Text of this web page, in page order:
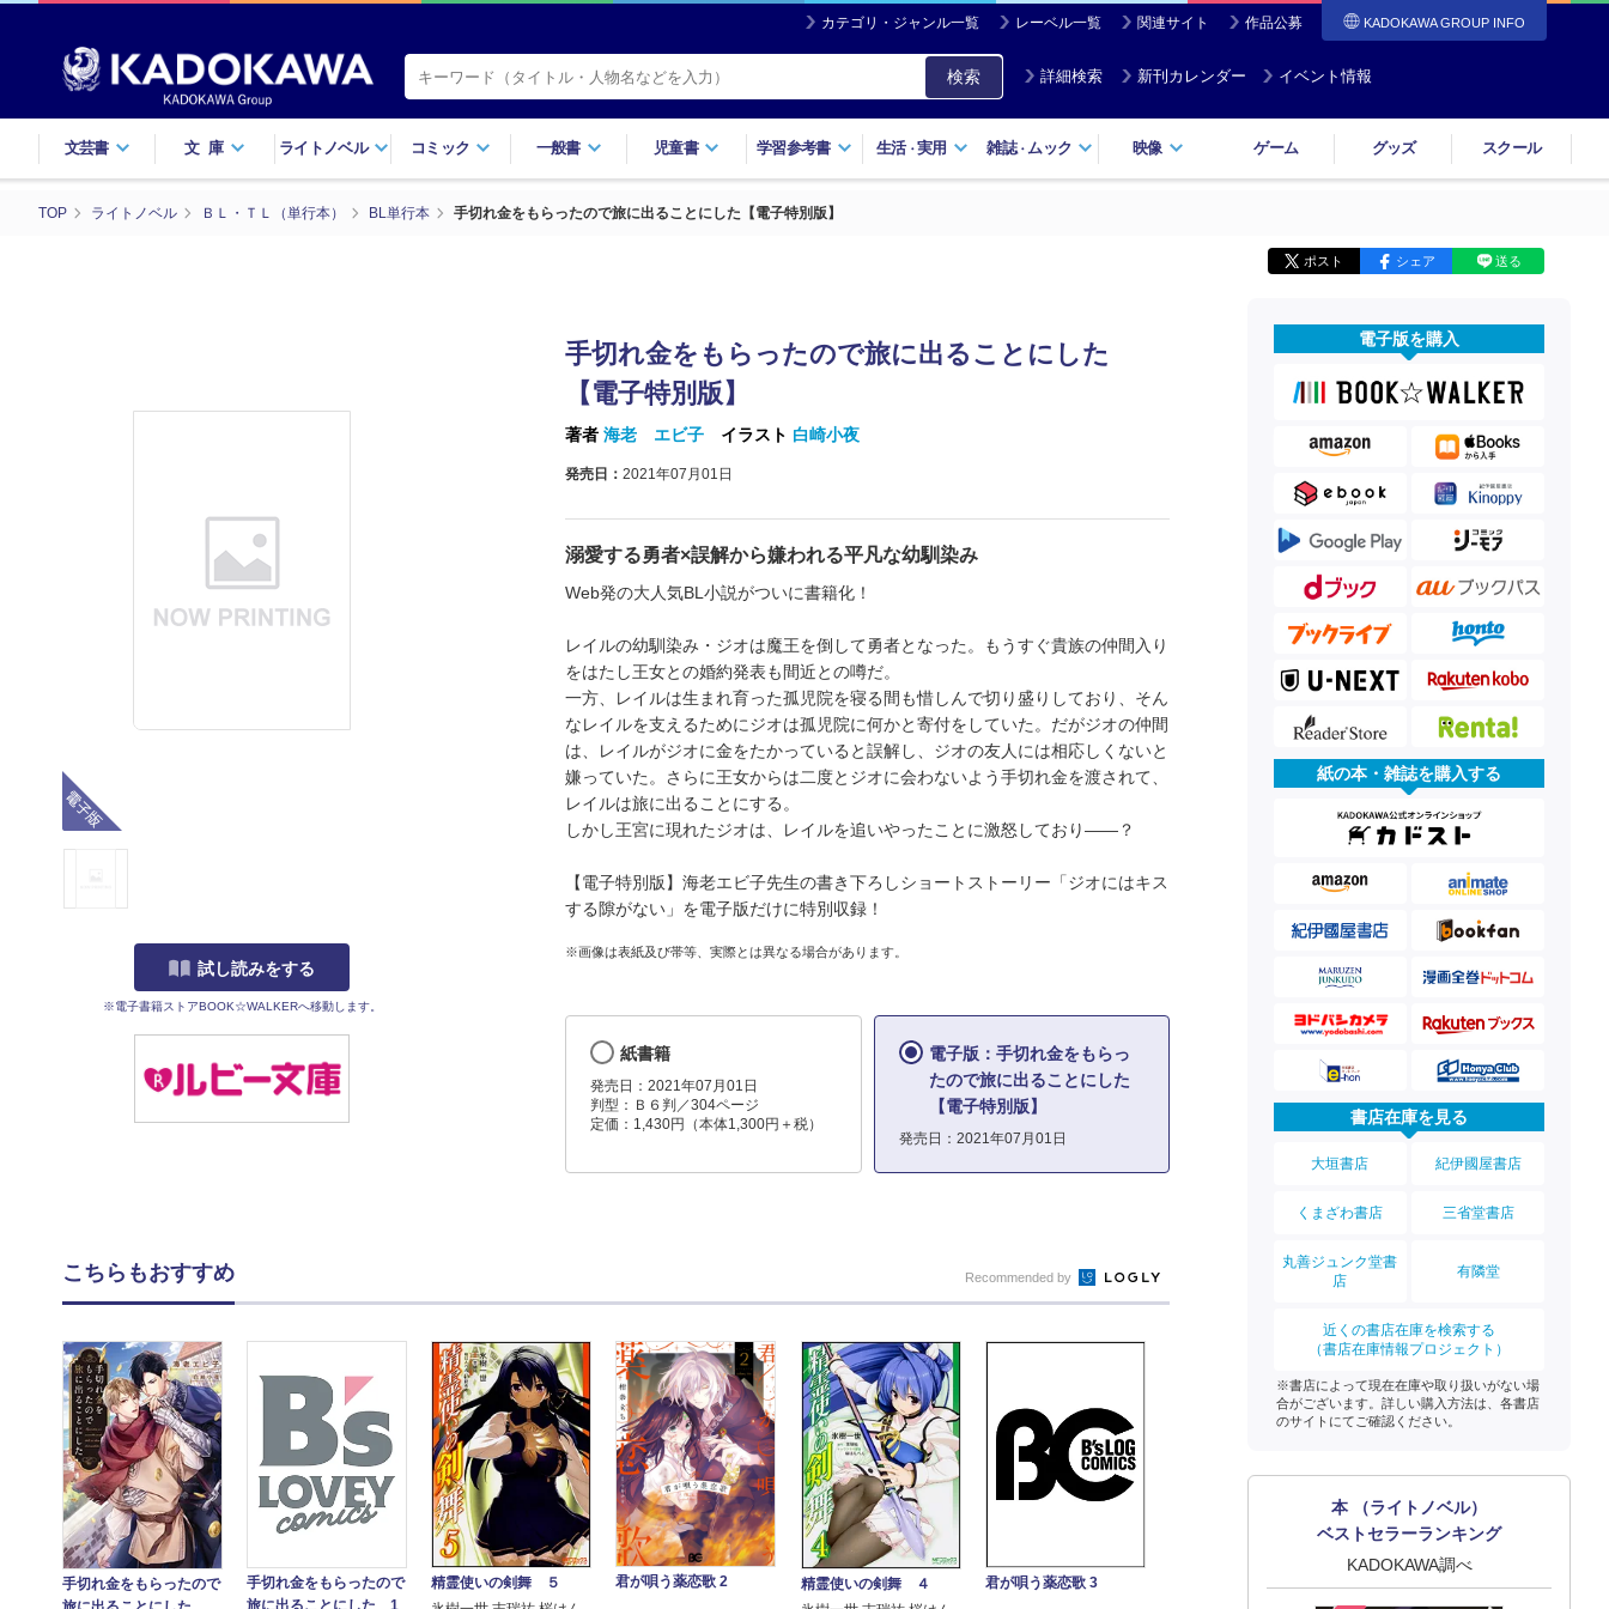
カテゴリ・ジャンル一覧 レーベル一覧 関連サイト 作品公募 KADOKAWA GROUP INFO
検索 詳細検索 新刊カレンダー イベント情報
文芸書 文庫 ライトノベル コミック 一般書 児童書 学習参考書 生活・実用 雑誌・ ムック 映像 ゲーム グッズ スクール
TOP ライトノベル ＢＬ・ＴＬ（単行本） BL単行本 手切れ金をもらったので旅に出ることにした【電子特別版】
ポスト シェア 送る
試し読みをする
※電子書籍ストアBOOK☆WALKERへ移動します。
手切れ金をもらったので旅に出ることにした
【電子特別版】
著者 海老 エビ子 イラスト 白崎小夜
発売日： 2021年07月01日
溺愛する勇者×誤解から嫌われる平凡な幼馴染み
Web発の大人気BL小説がついに書籍化！
レイルの幼馴染み・ジオは魔王を倒して勇者となった。もうすぐ貴族の仲間入り
をはたし王女との婚約発表も間近との噂だ。
一方、レイルは生まれ育った孤児院を寝る間も惜しんで切り盛りしており、そん
なレイルを支えるためにジオは孤児院に何かと寄付をしていた。だがジオの仲間
は、レイルがジオに金をたかっていると誤解し、ジオの友人には相応しくないと
嫌っていた。さらに王女からは二度とジオに会わないよう手切れ金を渡されて、
レイルは旅に出ることにする。
しかし王宮に現れたジオは、レイルを追いやったことに激怒しており――？
【電子特別版】海老エビ子先生の書き下ろしショートストーリー「ジオにはキス
する隙がない」を電子版だけに特別収録！
※画像は表紙及び帯等、実際とは異なる場合があります。
紙書籍
発売日：2021年07月01日
判型：Ｂ６判／304ページ
定価：1,430円（本体1,300円＋税）
電子版：手切れ金をもらっ
たので旅に出ることにした
【電子特別版】
発売日：2021年07月01日
電子版を購入
紙の本・雑誌を購入する
書店在庫を見る
大垣書店 紀伊國屋書店
くまざわ書店 三省堂書店
丸善ジュンク堂書
店
有隣堂
近くの書店在庫を検索する
（書店在庫情報プロジェクト）
※書店によって現在在庫や取り扱いがない場
合がございます。詳しい購入方法は、各書店
のサイトにてご確認ください。
本 （ライトノベル）
ベストセラーランキング
KADOKAWA調べ
こちらもおすすめ Recommended by
手切れ金をもらったので
手切れ金をもらったので
精霊使いの剣舞 ５
君が唄う薬恋歌 2
精霊使いの剣舞 ４
君が唄う薬恋歌 3